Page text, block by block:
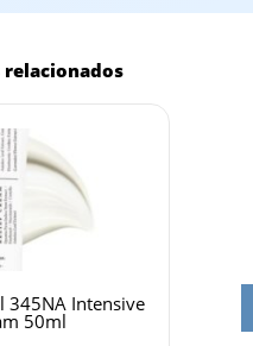
relacionados
345NA Intensive
50ml